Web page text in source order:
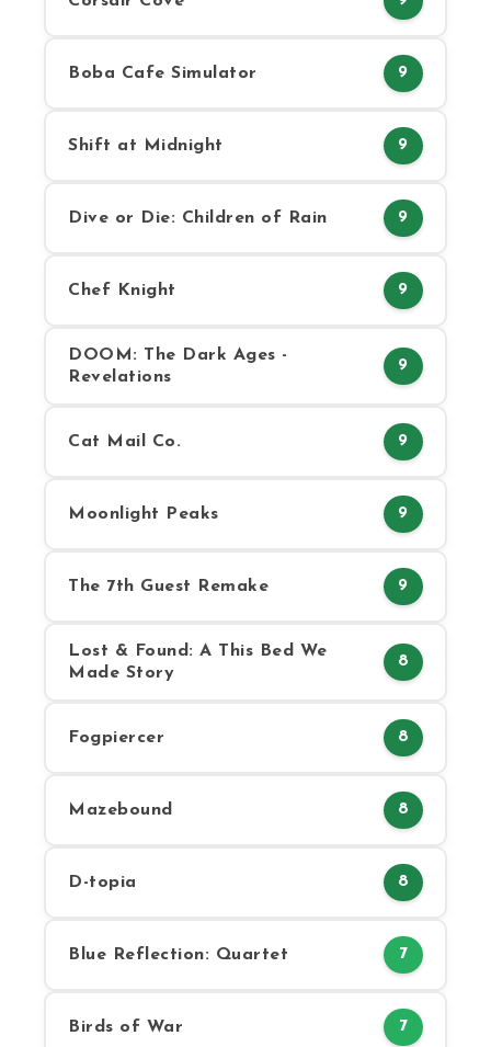
Boba Cafe Simulator 9
Shift at Midnight 9
Dive or Die: Children of Rain 9
Chef Knight 9
DOOM: The Dark Ages -
Revelations
9
Cat Mail Co. 9
Moonlight Peaks 9
The 7th Guest Remake 9
Lost & Found: A This Bed We
Made Story
8
Fogpiercer 8
Mazebound 8
D-topia 8
Blue Reflection: Quartet 7
Birds of War 7